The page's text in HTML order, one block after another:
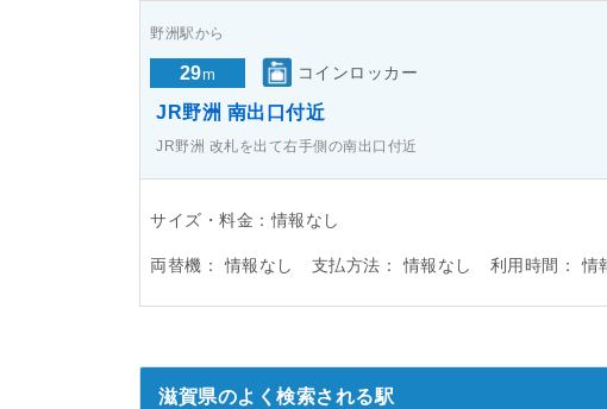
野洲駅から
29m コインロッカー
JR野洲 南出口付近
JR野洲 改札を出て右手側の南出口付近
サイズ・料金：情報なし
両替機： 情報なし 支払方法： 情報なし 利用時間： 情
滋賀県のよく検索される駅